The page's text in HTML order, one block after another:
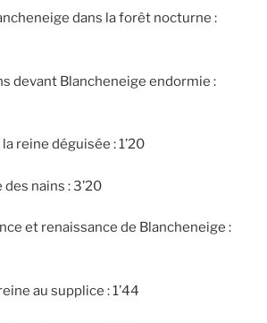
dans la forêt nocturne :
devant Blancheneige endormie :
reine déguisée : 1’20
nains : 3’20
et renaissance de Blancheneige :
au supplice : 1’44